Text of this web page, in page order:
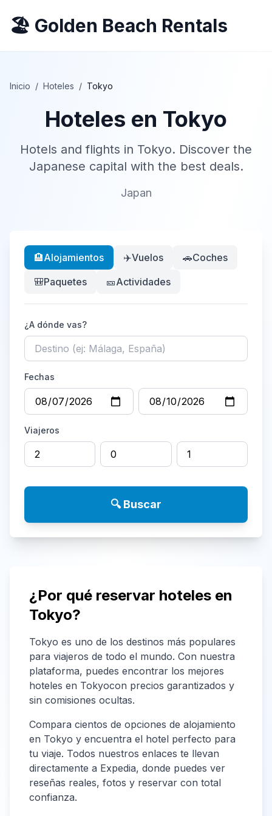
🏖️ Golden Beach Rentals
Inicio / Hoteles / Tokyo
Hoteles en Tokyo
Hotels and flights in Tokyo. Discover the
Japanese capital with the best deals.
Japan
🏨Alojamientos ✈️Vuelos 🚗Coches
🎒Paquetes 🎫Actividades
¿A dónde vas?
Fechas
Viajeros
🔍 Buscar
¿Por qué reservar hoteles en
Tokyo?
Tokyo es uno de los destinos más populares
para viajeros de todo el mundo. Con nuestra
plataforma, puedes encontrar los mejores
hoteles en Tokyocon precios garantizados y
sin comisiones ocultas.
Compara cientos de opciones de alojamiento
en Tokyo y encuentra el hotel perfecto para
tu viaje. Todos nuestros enlaces te llevan
directamente a Expedia, donde puedes ver
reseñas reales, fotos y reservar con total
confianza.